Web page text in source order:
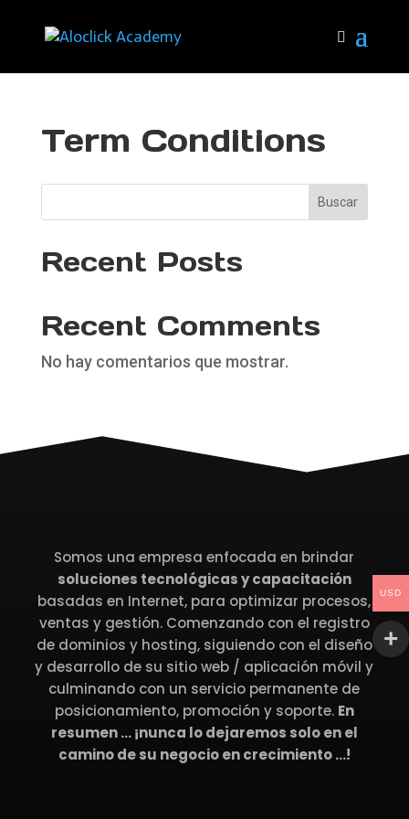
Term Conditions
Buscar
Recent Posts
Recent Comments
No hay comentarios que mostrar.
Somos una empresa enfocada en brindar
soluciones tecnológicas y capacitación
basadas en Internet, para optimizar procesos,
ventas y gestión. Comenzando con el registro
de dominios y hosting, siguiendo con el diseño
y desarrollo de su sitio web / aplicación móvil y
culminando con un servicio permanente de
posicionamiento, promoción y soporte. En
resumen … ¡nunca lo dejaremos solo en el
camino de su negocio en crecimiento …!
USD